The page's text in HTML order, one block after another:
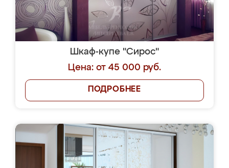
Шкаф-купе "Сирос"
Цена: от 45 000 руб.
ПОДРОБНЕЕ